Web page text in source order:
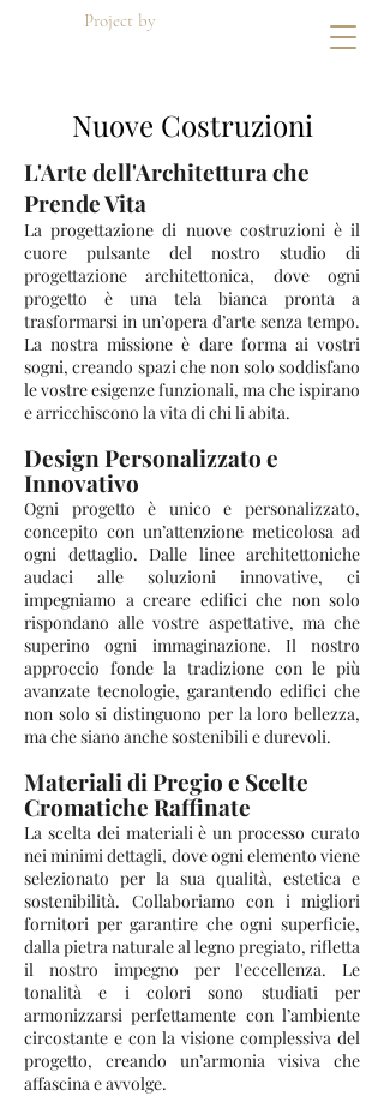
Project by
Nuove Costruzioni
L'Arte dell'Architettura che
Prende Vita
La progettazione di nuove costruzioni è il
cuore pulsante del nostro studio di
progettazione architettonica, dove ogni
progetto è una tela bianca pronta a
trasformarsi in un’opera d’arte senza tempo.
La nostra missione è dare forma ai vostri
sogni, creando spazi che non solo soddisfano
le vostre esigenze funzionali, ma che ispirano
e arricchiscono la vita di chi li abita.
Design Personalizzato e
Innovativo
Ogni progetto è unico e personalizzato,
concepito con un’attenzione meticolosa ad
ogni dettaglio. Dalle linee architettoniche
audaci alle soluzioni innovative, ci
impegniamo a creare edifici che non solo
rispondano alle vostre aspettative, ma che
superino ogni immaginazione. Il nostro
approccio fonde la tradizione con le più
avanzate tecnologie, garantendo edifici che
non solo si distinguono per la loro bellezza,
ma che siano anche sostenibili e durevoli.
Materiali di Pregio e Scelte
Cromatiche Raffinate
La scelta dei materiali è un processo curato
nei minimi dettagli, dove ogni elemento viene
selezionato per la sua qualità, estetica e
sostenibilità. Collaboriamo con i migliori
fornitori per garantire che ogni superficie,
dalla pietra naturale al legno pregiato, rifletta
il nostro impegno per l'eccellenza. Le
tonalità e i colori sono studiati per
armonizzarsi perfettamente con l’ambiente
circostante e con la visione complessiva del
progetto, creando un’armonia visiva che
affascina e avvolge.